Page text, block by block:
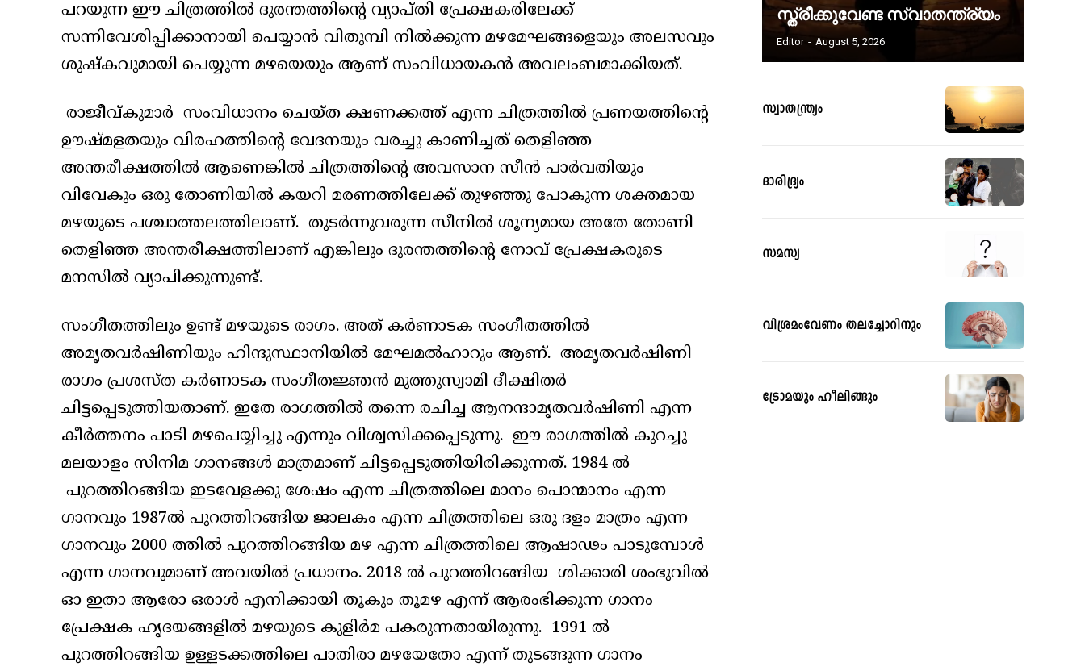
പറയുന്ന ഈ ചിത്രത്തിൽ ദുരന്തത്തിന്റെ വ്യാപ്തി പ്രേക്ഷകരിലേക്ക്
സന്നിവേശിപ്പിക്കാനായി പെയ്യാൻ വിതുമ്പി നിൽക്കുന്ന മഴമേഘങ്ങളെയും അലസവും
ശുഷ്‌കവുമായി പെയ്യുന്ന മഴയെയും ആണ് സംവിധായകൻ അവലംബമാക്കിയത്.
രാജീവ്കുമാർ സംവിധാനം ചെയ്ത ക്ഷണക്കത്ത് എന്ന ചിത്രത്തിൽ പ്രണയത്തിന്റെ
ഊഷ്മളതയും വിരഹത്തിന്റെ വേദനയും വരച്ചു കാണിച്ചത് തെളിഞ്ഞ
അന്തരീക്ഷത്തിൽ ആണെങ്കിൽ ചിത്രത്തിന്റെ അവസാന സീൻ പാർവതിയും
വിവേകും ഒരു തോണിയിൽ കയറി മരണത്തിലേക്ക് തുഴഞ്ഞു പോകുന്ന ശക്തമായ
മഴയുടെ പശ്ചാത്തലത്തിലാണ്. തുടർന്നുവരുന്ന സീനിൽ ശൂന്യമായ അതേ തോണി
തെളിഞ്ഞ അന്തരീക്ഷത്തിലാണ് എങ്കിലും ദുരന്തത്തിന്റെ നോവ് പ്രേക്ഷകരുടെ
മനസിൽ വ്യാപിക്കുന്നുണ്ട്.
സംഗീതത്തിലും ഉണ്ട് മഴയുടെ രാഗം. അത് കർണാടക സംഗീതത്തിൽ
അമൃതവർഷിണിയും ഹിന്ദുസ്ഥാനിയിൽ മേഘമൽഹാറും ആണ്. അമൃതവർഷിണി
രാഗം പ്രശസ്ത കർണാടക സംഗീതജ്ഞൻ മുത്തുസ്വാമി ദീക്ഷിതർ
ചിട്ടപ്പെടുത്തിയതാണ്. ഇതേ രാഗത്തിൽ തന്നെ രചിച്ച ആനന്ദാമൃതവർഷിണി എന്ന
കീർത്തനം പാടി മഴപെയ്യിച്ചു എന്നും വിശ്വസിക്കപ്പെടുന്നു. ഈ രാഗത്തിൽ കുറച്ചു
മലയാളം സിനിമ ഗാനങ്ങൾ മാത്രമാണ് ചിട്ടപ്പെടുത്തിയിരിക്കുന്നത്. 1984 ൽ
പുറത്തിറങ്ങിയ ഇടവേളക്കു ശേഷം എന്ന ചിത്രത്തിലെ മാനം പൊന്മാനം എന്ന
ഗാനവും 1987ൽ പുറത്തിറങ്ങിയ ജാലകം എന്ന ചിത്രത്തിലെ ഒരു ദളം മാത്രം എന്ന
ഗാനവും 2000 ത്തിൽ പുറത്തിറങ്ങിയ മഴ എന്ന ചിത്രത്തിലെ ആഷാഢം പാടുമ്പോൾ
എന്ന ഗാനവുമാണ് അവയിൽ പ്രധാനം. 2018 ൽ പുറത്തിറങ്ങിയ ശിക്കാരി ശംഭുവിൽ
ഓ ഇതാ ആരോ ഒരാൾ എനിക്കായി തൂകും തൂമഴ എന്ന് ആരംഭിക്കുന്ന ഗാനം
പ്രേക്ഷക ഹൃദയങ്ങളിൽ മഴയുടെ കുളിർമ പകരുന്നതായിരുന്നു. 1991 ൽ
പുറത്തിറങ്ങിയ ഉള്ളടക്കത്തിലെ പാതിരാ മഴയേതോ എന്ന് തുടങ്ങുന്ന ഗാനം
സ്ത്രീക്കുവേണ്ട സ്വാതന്ത്ര്യം
Editor - August 5, 2026
സ്വാതന്ത്ര്യം
ദാരിദ്ര്യം
സമസ്യ
വിശ്രമംവേണം തലച്ചോറിനും
ട്രോമയും ഹീലിങ്ങും